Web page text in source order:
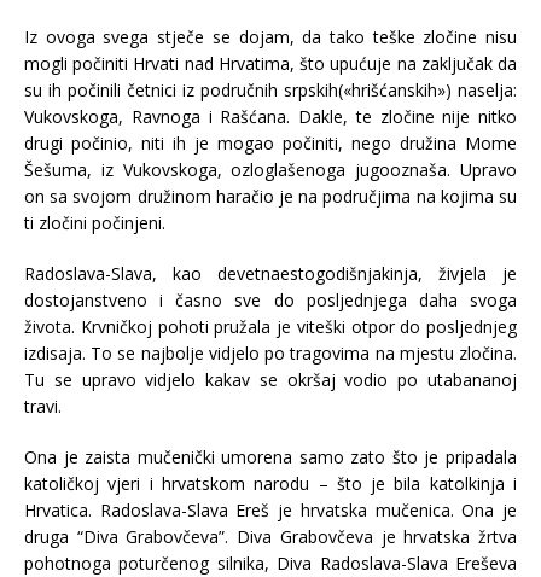
Iz ovoga svega stječe se dojam, da tako teške zločine nisu
mogli počiniti Hrvati nad Hrvatima, što upućuje na zaključak da
su ih počinili četnici iz područnih srpskih(«hrišćanskih») naselja:
Vukovskoga, Ravnoga i Rašćana. Dakle, te zločine nije nitko
drugi počinio, niti ih je mogao počiniti, nego družina Mome
Šešuma, iz Vukovskoga, ozloglašenoga jugooznaša. Upravo
on sa svojom družinom haračio je na područjima na kojima su
ti zločini počinjeni.
Radoslava-Slava, kao devetnaestogodišnjakinja, živjela je
dostojanstveno i časno sve do posljednjega daha svoga
života. Krvničkoj pohoti pružala je viteški otpor do posljednjeg
izdisaja. To se najbolje vidjelo po tragovima na mjestu zločina.
Tu se upravo vidjelo kakav se okršaj vodio po utabananoj
travi.
Ona je zaista mučenički umorena samo zato što je pripadala
katoličkoj vjeri i hrvatskom narodu – što je bila katolkinja i
Hrvatica. Radoslava-Slava Ereš je hrvatska mučenica. Ona je
druga “Diva Grabovčeva”. Diva Grabovčeva je hrvatska žrtva
pohotnoga poturčenog silnika, Diva Radoslava-Slava Ereševa